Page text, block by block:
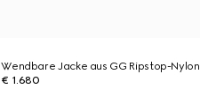
Wendbare Jacke aus GG Ripstop-Nylon
€ 1.680